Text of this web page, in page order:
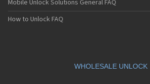
Sagem MC939
Sagem MC940
Sagem MC942
Mobile Unlock Solutions General FAQ
How to Unlock FAQ
WHOLESALE UNLOCK